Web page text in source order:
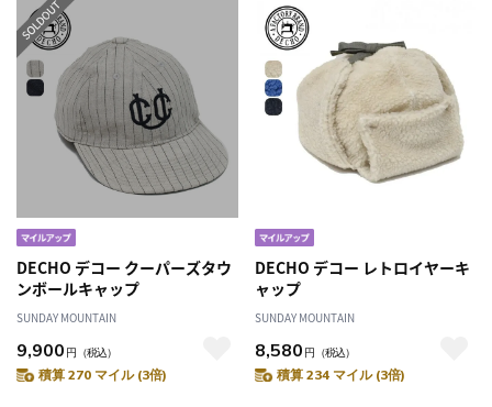
DECHO デコー クーパーズタウ
ンボールキャップ
SUNDAY MOUNTAIN
9,900 円 （税込）
積算 270 マイル (3倍)
DECHO デコー レトロイヤーキ
ャップ
SUNDAY MOUNTAIN
8,580 円 （税込）
積算 234 マイル (3倍)